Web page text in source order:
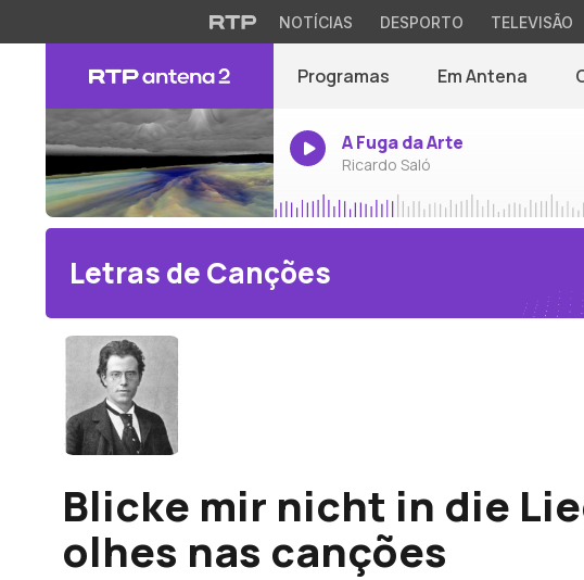
NOTÍCIAS DESPORTO TELEVISÃO
Programas Em Antena
A Fuga da Arte
Ricardo Saló
Letras de Canções
Blicke mir nicht in die
olhes nas canções